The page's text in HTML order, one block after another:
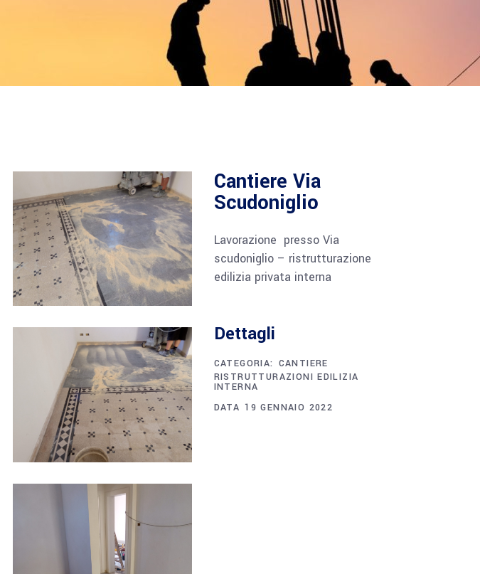
Cantiere Via
Scudoniglio
Lavorazione presso Via
scudoniglio – ristrutturazione
edilizia privata interna
Dettagli
CATEGORIA: CANTIERE
RISTRUTTURAZIONI EDILIZIA
INTERNA
DATA 19 GENNAIO 2022